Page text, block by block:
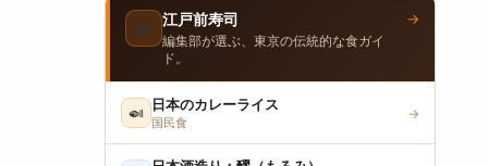
🍣 江戸前寿司
編集部が選ぶ、東京の伝統的な食ガイ
ド。
→
🍛 日本のカレーライス
国民食
→